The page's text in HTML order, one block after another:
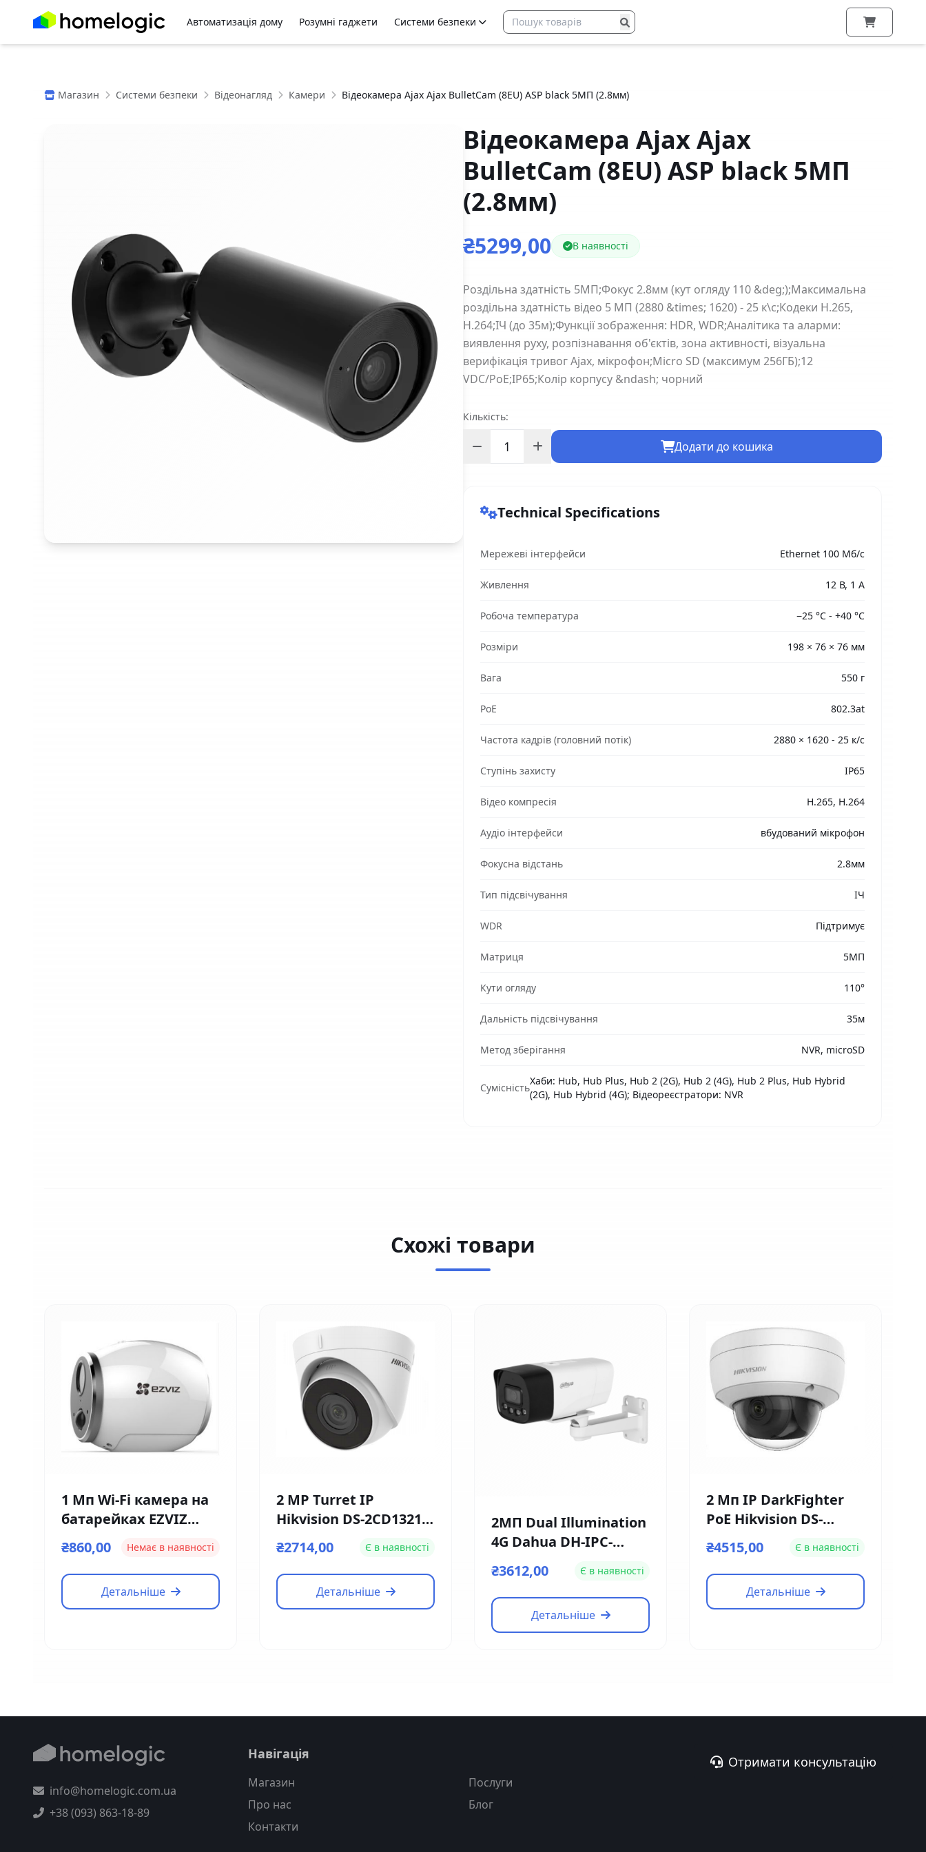
Автоматизація дому Розумні гаджети Системи безпеки
Магазин Системи безпеки Відеонагляд Камери Відеокамера Ajax Ajax BulletCam (8EU) ASP black 5МП (2.8мм)
Відеокамера Ajax Ajax
BulletCam (8EU) ASP black 5МП
(2.8мм)
₴5299,00 В наявності
Роздільна здатність 5МП;Фокус 2.8мм (кут огляду 110 &deg;);Максимальна
роздільна здатність відео 5 МП (2880 &times; 1620) - 25 к\с;Кодеки H.265,
H.264;ІЧ (до 35м);Функції зображення: HDR, WDR;Аналітика та аларми:
виявлення руху, розпізнавання об'єктів, зона активності, візуальна
верифікація тривог Ajax, мікрофон;Micro SD (максимум 256ГБ);12
VDC/PoE;IP65;Колір корпусу &ndash; чорний
Кількість:
Додати до кошика
Technical Specifications
Мережеві інтерфейси Ethernet 100 Мб/с
Живлення 12 В, 1 А
Робоча температура −25 °C - +40 °C
Розміри 198 × 76 × 76 мм
Вага 550 г
PoE 802.3at
Частота кадрів (головний потік) 2880 × 1620 - 25 к/с
Ступінь захисту IP65
Відео компресія H.265, H.264
Аудіо інтерфейси вбудований мікрофон
Фокусна відстань 2.8мм
Тип підсвічування ІЧ
WDR Підтримує
Матриця 5МП
Кути огляду 110°
Дальність підсвічування 35м
Метод зберігання NVR, microSD
Сумісність
Хаби: Hub, Hub Plus, Hub 2 (2G), Hub 2 (4G), Hub 2 Plus, Hub Hybrid
(2G), Hub Hybrid (4G); Відеореєстратори: NVR
Схожі товари
1 Мп Wi-Fi камера на
батарейках EZVIZ
Ezviz CS-CV316 (2мм)
₴860,00 Немає в наявності
Детальніше
2 MP Turret IP
Hikvision DS-2CD1321-
I(F) (4мм)
₴2714,00 Є в наявності
Детальніше
2МП Dual Illumination
4G Dahua DH-IPC-
EU-B (2.8мм)
₴3612,00 Є в наявності
Детальніше
2 Мп IP DarkFighter
PoE Hikvision DS-
2CD2126G1-IS (2.8мм)
₴4515,00 Є в наявності
Детальніше
info@homelogic.com.ua
+38 (093) 863-18-89
Навігація
Магазин
Послуги
Про нас
Блог
Контакти
Отримати консультацію